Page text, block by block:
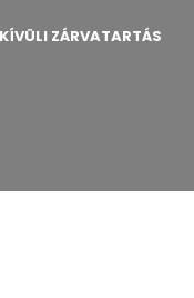
ZÁRVATARTÁS